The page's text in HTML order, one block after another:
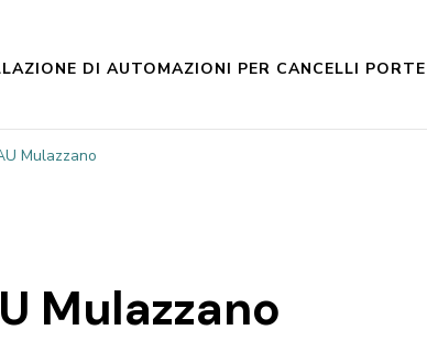
DI AUTOMAZIONI PER CANCELLI
Mulazzano
Mulazzano